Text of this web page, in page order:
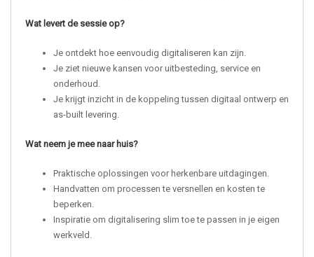
Wat levert de sessie op?
Je ontdekt hoe eenvoudig digitaliseren kan zijn.
Je ziet nieuwe kansen voor uitbesteding, service en
onderhoud.
Je krijgt inzicht in de koppeling tussen digitaal ontwerp en
as-built levering.
Wat neem je mee naar huis?
Praktische oplossingen voor herkenbare uitdagingen.
Handvatten om processen te versnellen en kosten te
beperken.
Inspiratie om digitalisering slim toe te passen in je eigen
werkveld.